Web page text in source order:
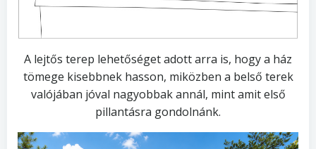
A lejtős terep lehetőséget adott arra is, hogy a ház
tömege kisebbnek hasson, miközben a belső terek
valójában jóval nagyobbak annál, mint amit első
pillantásra gondolnánk.